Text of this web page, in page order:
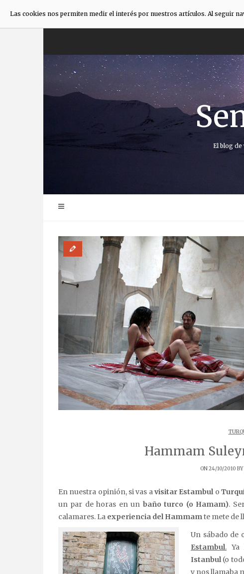
El blog de
Hammam
ON 24/10/2010 BY
En nuestra opinión, si vas avisitar Estambul o
un par de horas en un baño turco (o Hamam).
calamares. La experiencia del Hammamte mete de
Un sábado de
Estambul. Ya
Istanbul (o
y nos llamaba
Las cookies nos permiten medir el interés por nuestros artículos. Al seguir